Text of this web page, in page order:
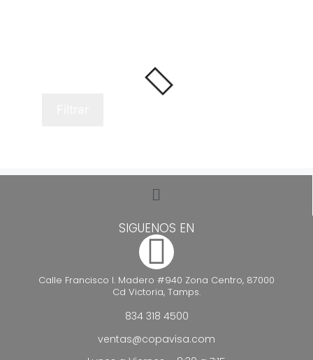
SIGUENOS EN
Calle Francisco I. Madero #940 Zona Centro, 87000
Cd Victoria, Tamps.
834 318 4500
ventas@copavisa.com